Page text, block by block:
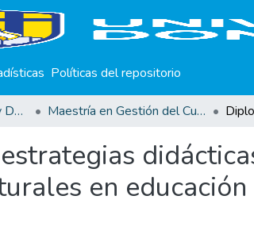
Políticas del repositorio
Trabajos de Maestrías y Doctorados Maestría en Gestión del Curriculum, Didáctica y Evaluación por Competencias
en